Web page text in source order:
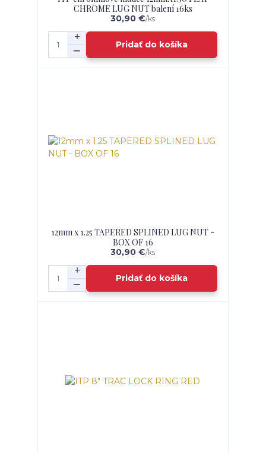
CHROME LUG NUT balení 16ks
30,90 €/ks
Pridať do košíka
12mm x 1.25 TAPERED SPLINED LUG NUT -
BOX OF 16
30,90 €/ks
Pridať do košíka